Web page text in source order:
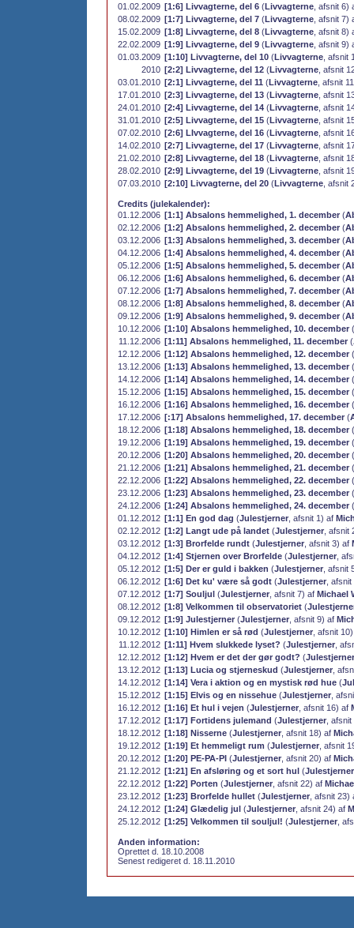
01.02.2009 [1:6] Livvagterne, del 6 (Livvagterne , afsnit 6)
08.02.2009 [1:7] Livvagterne, del 7 (Livvagterne , afsnit 7)
15.02.2009 [1:8] Livvagterne, del 8 (Livvagterne , afsnit 8)
22.02.2009 [1:9] Livvagterne, del 9 (Livvagterne , afsnit 9)
01.03.2009 [1:10] Livvagterne, del 10 (Livvagterne , afsnit
2010 [2:2] Livvagterne, del 12 (Livvagterne , afsnit
03.01.2010 [2:1] Livvagterne, del 11 (Livvagterne , afsnit
17.01.2010 [2:3] Livvagterne, del 13 (Livvagterne , afsnit
24.01.2010 [2:4] Livvagterne, del 14 (Livvagterne , afsnit
31.01.2010 [2:5] Livvagterne, del 15 (Livvagterne , afsnit
07.02.2010 [2:6] LIvvagterne, del 16 (Livvagterne , afsnit
14.02.2010 [2:7] Livvagterne, del 17 (Livvagterne , afsnit
21.02.2010 [2:8] Livvagterne, del 18 (Livvagterne , afsnit
28.02.2010 [2:9] Livvagterne, del 19 (Livvagterne , afsnit
07.03.2010 [2:10] Livvagterne, del 20 (Livvagterne , afsnit
Credits (julekalender):
01.12.2006 [1:1] Absalons hemmelighed, 1. december (
02.12.2006 [1:2] Absalons hemmelighed, 2. december (
03.12.2006 [1:3] Absalons hemmelighed, 3. december (
04.12.2006 [1:4] Absalons hemmelighed, 4. december (
05.12.2006 [1:5] Absalons hemmelighed, 5. december (
06.12.2006 [1:6] Absalons hemmelighed, 6. december (
07.12.2006 [1:7] Absalons hemmelighed, 7. december (
08.12.2006 [1:8] Absalons hemmelighed, 8. december (
09.12.2006 [1:9] Absalons hemmelighed, 9. december (
10.12.2006 [1:10] Absalons hemmelighed, 10. december (
11.12.2006 [1:11] Absalons hemmelighed, 11. december (
12.12.2006 [1:12] Absalons hemmelighed, 12. december (
13.12.2006 [1:13] Absalons hemmelighed, 13. december (
14.12.2006 [1:14] Absalons hemmelighed, 14. december (
15.12.2006 [1:15] Absalons hemmelighed, 15. december (
16.12.2006 [1:16] Absalons hemmelighed, 16. december (
17.12.2006 [:17] Absalons hemmelighed, 17. december (
18.12.2006 [1:18] Absalons hemmelighed, 18. december (
19.12.2006 [1:19] Absalons hemmelighed, 19. december (
20.12.2006 [1:20] Absalons hemmelighed, 20. december (
21.12.2006 [1:21] Absalons hemmelighed, 21. december (
22.12.2006 [1:22] Absalons hemmelighed, 22. december (
23.12.2006 [1:23] Absalons hemmelighed, 23. december (
24.12.2006 [1:24] Absalons hemmelighed, 24. december (
01.12.2012 [1:1] En god dag (Julestjerner , afsnit 1) af
02.12.2012 [1:2] Langt ude på landet (Julestjerner ,
03.12.2012 [1:3] Brorfelde rundt (Julestjerner , afsnit 3) af
04.12.2012 [1:4] Stjernen over Brorfelde (Julestjerner ,
05.12.2012 [1:5] Der er guld i bakken (Julestjerner , afsnit
06.12.2012 [1:6] Det ku' være så godt (Julestjerner ,
07.12.2012 [1:7] Souljul (Julestjerner , afsnit 7) af Michael
08.12.2012 [1:8] Velkommen til observatoriet (
09.12.2012 [1:9] Julestjerner (Julestjerner , afsnit 9) af
10.12.2012 [1:10] Himlen er så rød (Julestjerner , afsnit
11.12.2012 [1:11] Hvem slukkede lyset? (Julestjerner ,
12.12.2012 [1:12] Hvem er det der gør godt? (Julestjerner
13.12.2012 [1:13] Lucia og stjerneskud (Julestjerner ,
14.12.2012 [1:14] Vera i aktion og en mystisk rød hue (
15.12.2012 [1:15] Elvis og en nissehue (Julestjerner ,
16.12.2012 [1:16] Et hul i vejen (Julestjerner , afsnit 16) af
17.12.2012 [1:17] Fortidens julemand (Julestjerner ,
18.12.2012 [1:18] Nisserne (Julestjerner , afsnit 18) af
19.12.2012 [1:19] Et hemmeligt rum (Julestjerner , afsnit
20.12.2012 [1:20] PE-PA-PI (Julestjerner , afsnit 20) af
21.12.2012 [1:21] En afsløring og et sort hul (Julestjerner
22.12.2012 [1:22] Porten (Julestjerner , afsnit 22) af
23.12.2012 [1:23] Brorfelde hullet (Julestjerner , afsnit
24.12.2012 [1:24] Glædelig jul (Julestjerner , afsnit 24) af
25.12.2012 [1:25] Velkommen til souljul! (Julestjerner ,
Anden information:
Oprettet d. 18.10.2008
Senest redigeret d. 18.11.2010